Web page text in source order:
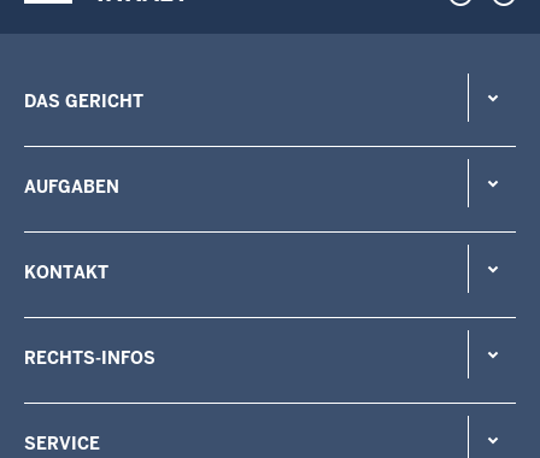
DAS GERICHT
AUFGABEN
KONTAKT
RECHTS-INFOS
SERVICE